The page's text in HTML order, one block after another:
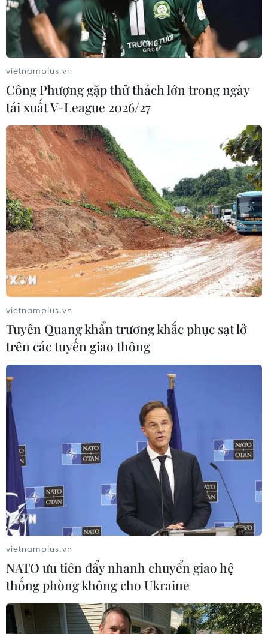
Ngăn thảm họa nhập cư trái phép: Bắt đầu
từ nhận thức “đổi đời”
31/10/2019 03:18
Nhìn từ góc độ pháp luật thì những người vượt biên trái
phép vừa là nạn nhân của các tổ chức buôn người
nhưng cũng là đối tượng vi phạm pháp luật.
vietnamplus.vn
Công Phượng gặp thử thách lớn trong ngày
tái xuất V-League 2026/27
vietnamplus.vn
Tuyên Quang khẩn trương khắc phục sạt lở
trên các tuyến giao thông
vietnamplus.vn
NATO ưu tiên đẩy nhanh chuyển giao hệ
thống phòng không cho Ukraine